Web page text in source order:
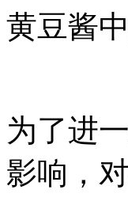
黄豆酱
为了进
影响，